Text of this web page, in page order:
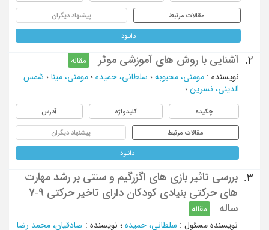
مقالات مرتبط پیشنهاد دیگران
دانلود
2. آشنایی با روش های آموزشی موثر
مقاله
نویسنده : مومني، محبوبه ؛ سلطاني، حميده ؛ مومني، مينا ؛ شمس
الديني، نسرين ؛
چکیده کلیدواژه آدرس
مقالات مرتبط پیشنهاد دیگران
دانلود
3.
بررسی تاثیر بازی های اگزرگیم و سنتی بر رشد مهارت
های حرکتی بنیادی کودکان دارای تاخیر حرکتی 9-7
ساله
مقاله
نویسنده مسئول : سلطانی، حمیده ؛ نویسنده : صادقیان، محمد رضا